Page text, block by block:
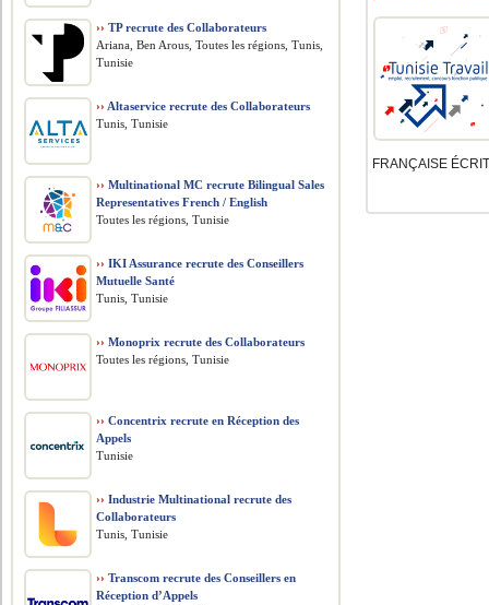
FRANÇAISE
›› TP recrute des Collaborateurs
Ariana, Ben Arous, Toutes les régions, Tunis,
Tunisie
›› Altaservice recrute des Collaborateurs
Tunis, Tunisie
›› Multinational MC recrute Bilingual Sales
Representatives French / English
Toutes les régions, Tunisie
›› IKI Assurance recrute des Conseillers
Mutuelle Santé
Tunis, Tunisie
›› Monoprix recrute des Collaborateurs
Toutes les régions, Tunisie
›› Concentrix recrute en Réception des
Appels
Tunisie
›› Industrie Multinational recrute des
Collaborateurs
Tunis, Tunisie
›› Transcom recrute des Conseillers en
Réception d’Appels